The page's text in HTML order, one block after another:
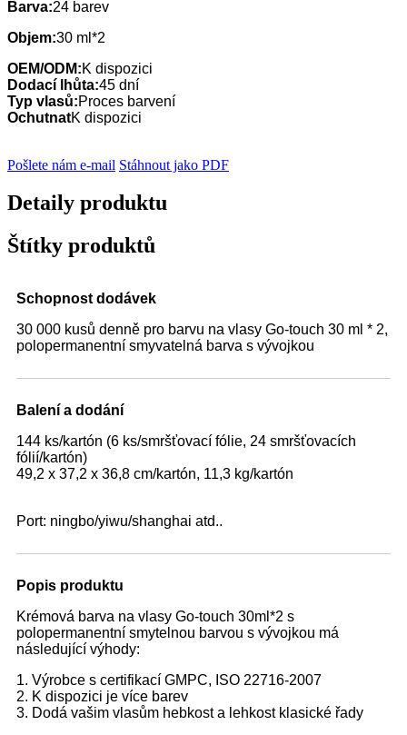
Barva:24 barev
Objem:30 ml*2
OEM/ODM:K dispozici
Dodací lhůta:45 dní
Typ vlasů:Proces barvení
OchutnatK dispozici
Pošlete nám e-mail Stáhnout jako PDF
Detaily produktu
Štítky produktů
Schopnost dodávek
30 000 kusů denně pro barvu na vlasy Go-touch 30 ml * 2,
polopermanentní smyvatelná barva s vývojkou
Balení a dodání
144 ks/kartón (6 ks/smršťovací fólie, 24 smršťovacích
fólií/kartón)
49,2 x 37,2 x 36,8 cm/kartón, 11,3 kg/kartón
Port: ningbo/yiwu/shanghai atd..
Popis produktu
Krémová barva na vlasy Go-touch 30ml*2 s
polopermanentní smytelnou barvou s vývojkou má
následující výhody:
1. Výrobce s certifikací GMPC, ISO 22716-2007
2. K dispozici je více barev
3. Dodá vašim vlasům hebkost a lehkost klasické řady